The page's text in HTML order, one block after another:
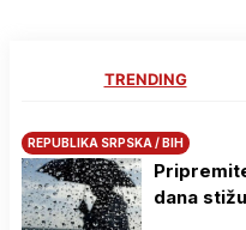
TRENDING
REPUBLIKA SRPSKA / BIH
dana